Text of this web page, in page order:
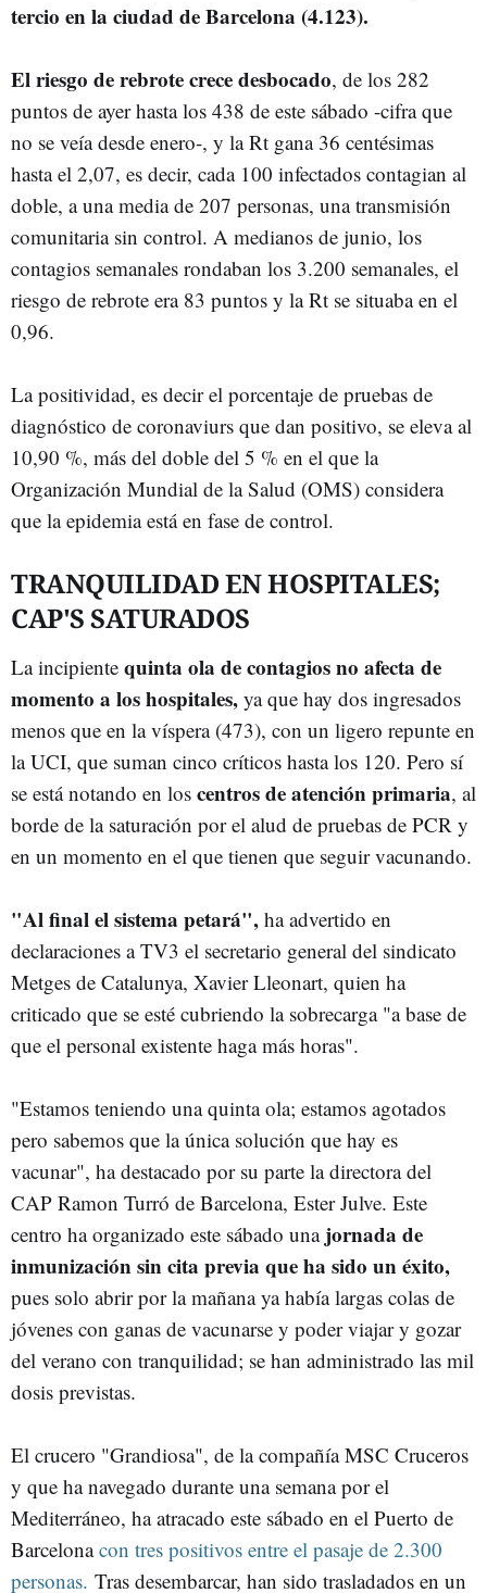
tercio en la ciudad de Barcelona (4.123).
El riesgo de rebrote crece desbocado, de los 282
puntos de ayer hasta los 438 de este sábado -cifra que
no se veía desde enero-, y la Rt gana 36 centésimas
hasta el 2,07, es decir, cada 100 infectados contagian al
doble, a una media de 207 personas, una transmisión
comunitaria sin control. A medianos de junio, los
contagios semanales rondaban los 3.200 semanales, el
riesgo de rebrote era 83 puntos y la Rt se situaba en el
0,96.
La positividad, es decir el porcentaje de pruebas de
diagnóstico de coronaviurs que dan positivo, se eleva al
10,90 %, más del doble del 5 % en el que la
Organización Mundial de la Salud (OMS) considera
que la epidemia está en fase de control.
TRANQUILIDAD EN HOSPITALES;
CAP'S SATURADOS
La incipiente quinta ola de contagios no afecta de
momento a los hospitales, ya que hay dos ingresados
menos que en la víspera (473), con un ligero repunte en
la UCI, que suman cinco críticos hasta los 120. Pero sí
se está notando en los centros de atención primaria, al
borde de la saturación por el alud de pruebas de PCR y
en un momento en el que tienen que seguir vacunando.
"Al final el sistema petará", ha advertido en
declaraciones a TV3 el secretario general del sindicato
Metges de Catalunya, Xavier Lleonart, quien ha
criticado que se esté cubriendo la sobrecarga "a base de
que el personal existente haga más horas".
"Estamos teniendo una quinta ola; estamos agotados
pero sabemos que la única solución que hay es
vacunar", ha destacado por su parte la directora del
CAP Ramon Turró de Barcelona, Ester Julve. Este
centro ha organizado este sábado una jornada de
inmunización sin cita previa que ha sido un éxito,
pues solo abrir por la mañana ya había largas colas de
jóvenes con ganas de vacunarse y poder viajar y gozar
del verano con tranquilidad; se han administrado las mil
dosis previstas.
El crucero "Grandiosa", de la compañía MSC Cruceros
y que ha navegado durante una semana por el
Mediterráneo, ha atracado este sábado en el Puerto de
Barcelonacon tres positivos entre el pasaje de 2.300
personas. Tras desembarcar, han sido trasladados en un